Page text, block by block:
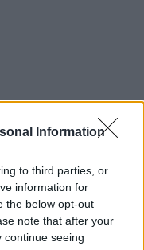
Information
to third parties, or
information for
the below opt-out
note that after your
continue seeing